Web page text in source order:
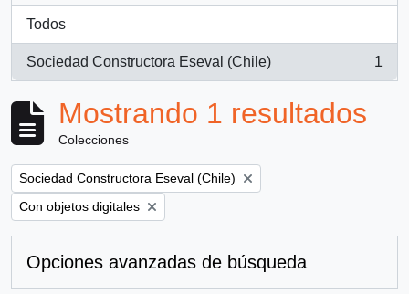
Todos
Sociedad Constructora Eseval (Chile)
, 1 resultados
1
Mostrando 1 resultados
Colecciones
Remove filter:
Sociedad Constructora Eseval (Chile)
Remove filter:
Con objetos digitales
Opciones avanzadas de búsqueda